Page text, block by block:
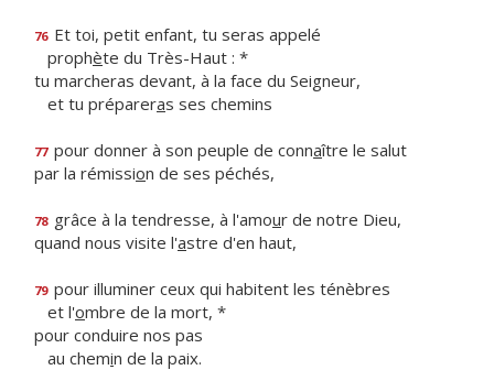
76 Et toi, petit enfant, tu seras appelé
prophète du Très-Haut : *
tu marcheras devant, à la face du Seigneur,
et tu prépareras ses chemins
77 pour donner à son peuple de connaître le salut
par la rémission de ses péchés,
78 grâce à la tendresse, à l'amour de notre Dieu,
quand nous visite l'astre d'en haut,
79 pour illuminer ceux qui habitent les ténèbres
et l'ombre de la mort, *
pour conduire nos pas
au chemin de la paix.